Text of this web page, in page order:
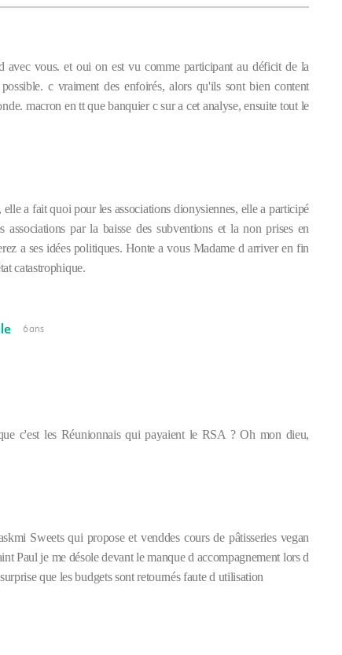
avec vous. et oui on est vu comme participant au déficit de la
c vraiment des enfoirés, alors qu'ils sont bien content
macron en tt que banquier c sur a cet analyse, ensuite tout le
a fait quoi pour les associations dionysiennes, elle a participé
par la baisse des subventions et la non prises en
a ses idées politiques. Honte a vous Madame d arriver en fin
catastrophique.
6 ans
c'est les Réunionnais qui payaient le RSA ? Oh mon dieu,
Sweets qui propose et venddes cours de pâtisseries vegan
Paul je me désole devant le manque d accompagnement lors d
que les budgets sont retournés faute d utilisation